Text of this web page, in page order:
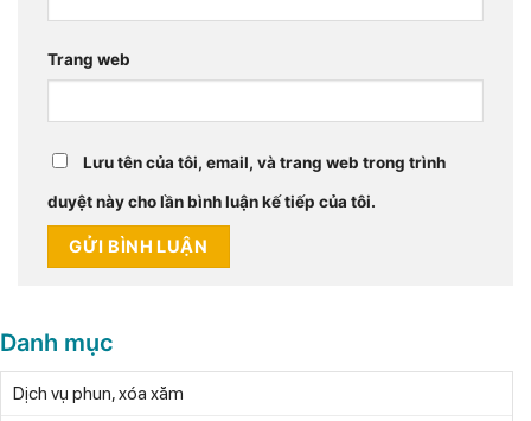
Trang web
Lưu tên của tôi, email, và trang web trong trình
duyệt này cho lần bình luận kế tiếp của tôi.
Danh mục
Dịch vụ phun, xóa xăm